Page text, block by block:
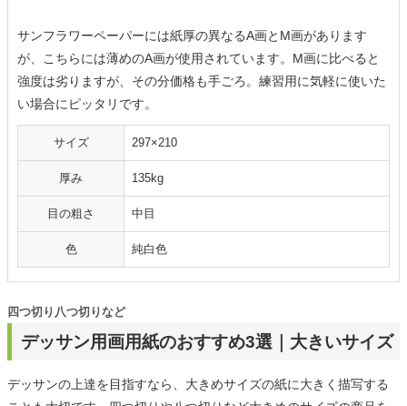
サンフラワーペーパーには紙厚の異なるA画とM画があります
が、こちらには薄めのA画が使用されています。M画に比べると
強度は劣りますが、その分価格も手ごろ。練習用に気軽に使いた
い場合にピッタリです。
サイズ 297×210
厚み 135kg
目の粗さ 中目
色 純白色
デッサン用画用紙のおすすめ3選｜大きいサイズ
四つ切り八つ切りなど
デッサンの上達を目指すなら、大きめサイズの紙に大きく描写する